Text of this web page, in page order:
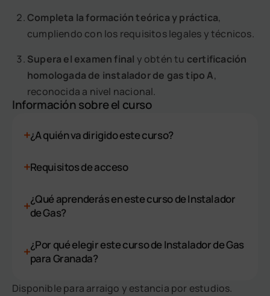
Completa la formación teórica y práctica,
cumpliendo con los requisitos legales y técnicos.
Supera el examen final y obtén tu certificación
homologada de instalador de gas tipo A,
reconocida a nivel nacional.
Información sobre el curso
¿A quién va dirigido este curso?
Requisitos de acceso
¿Qué aprenderás en este curso de Instalador
de Gas?
¿Por qué elegir este curso de Instalador de Gas
para Granada?
Disponible para arraigo y estancia por estudios.